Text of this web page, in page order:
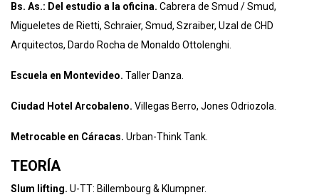
Bs. As.: Del estudio a la oficina. Cabrera de Smud / Smud,
Migueletes de Rietti, Schraier, Smud, Szraiber, Uzal de CHD
Arquitectos, Dardo Rocha de Monaldo Ottolenghi.
Escuela en Montevideo. Taller Danza.
Ciudad Hotel Arcobaleno. Villegas Berro, Jones Odriozola.
Metrocable en Cáracas. Urban-Think Tank.
TEORÍA
Slum lifting. U-TT: Billembourg & Klumpner.